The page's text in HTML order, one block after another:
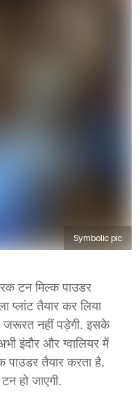
Symbolic pic
टन मिल्क पाउडर
प्लांट तैयार कर लिया
जरूरत नहीं पड़ेगी. इसके
इंदौर और ग्वालियर में
पाउडर तैयार करता है.
हो जाएगी.